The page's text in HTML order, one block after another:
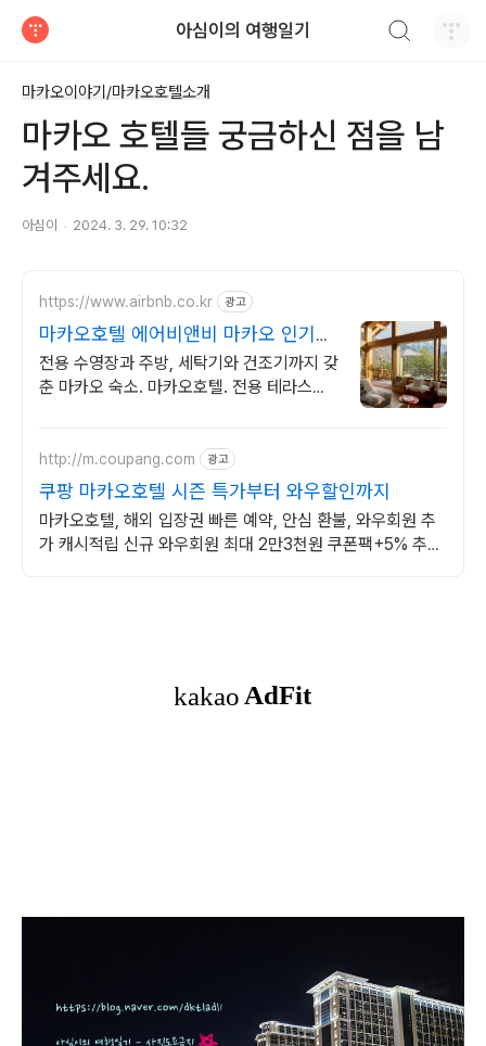
아심이의 여행일기
마카오이야기/마카오호텔소개
마카오 호텔들 궁금하신 점을 남
겨주세요.
아심이 2024. 3. 29. 10:32
https://www.airbnb.co.kr 광고
마카오호텔 에어비앤비 마카오 인기숙
소 둘러보기
전용 수영장과 주방, 세탁기와 건조기까지 갖
춘 마카오 숙소. 마카오호텔. 전용 테라스와
http://m.coupang.com 광고
쿠팡 마카오호텔 시즌 특가부터 와우할인까지
마카오호텔, 해외 입장권 빠른 예약, 안심 환불, 와우회원 추
가 캐시적립 신규 와우회원 최대 2만3천원 쿠폰팩+5% 추가